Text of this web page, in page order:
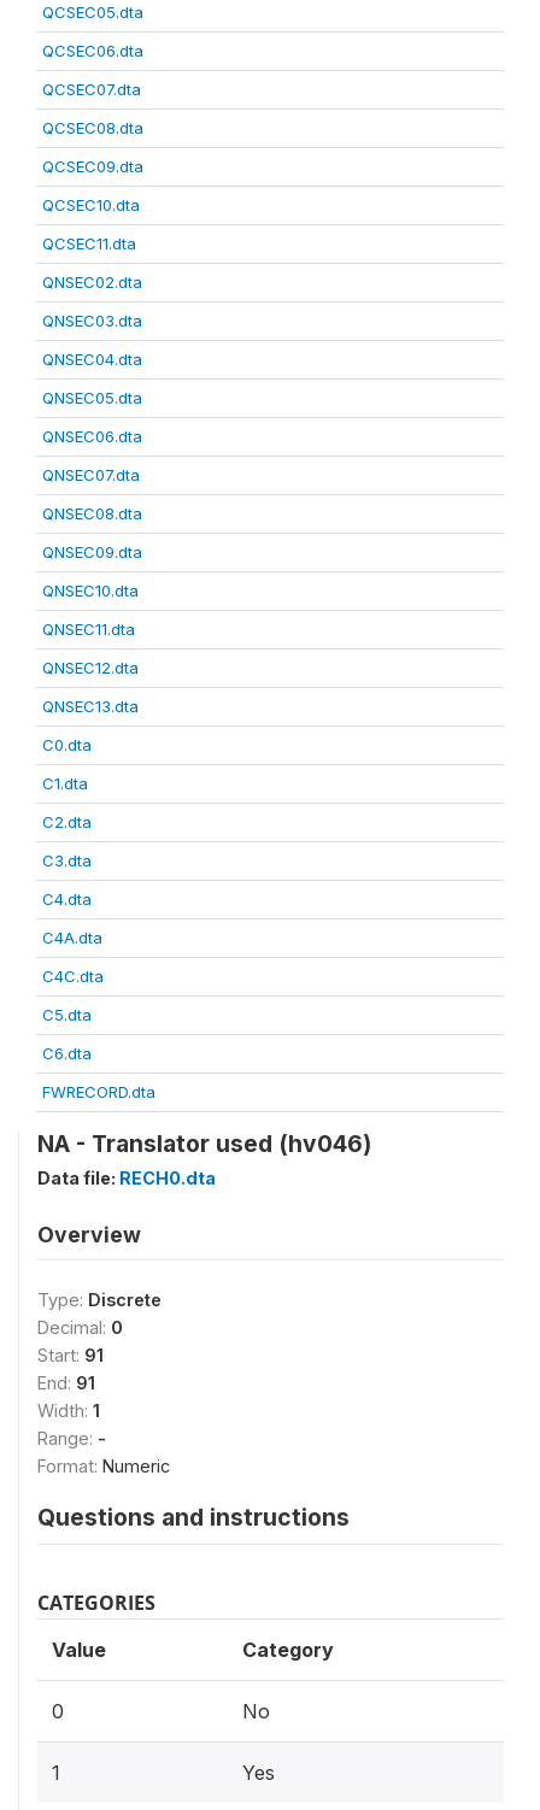
QCSEC05.dta
QCSEC06.dta
QCSEC07.dta
QCSEC08.dta
QCSEC09.dta
QCSEC10.dta
QCSEC11.dta
QNSEC02.dta
QNSEC03.dta
QNSEC04.dta
QNSEC05.dta
QNSEC06.dta
QNSEC07.dta
QNSEC08.dta
QNSEC09.dta
QNSEC10.dta
QNSEC11.dta
QNSEC12.dta
QNSEC13.dta
C0.dta
C1.dta
C2.dta
C3.dta
C4.dta
C4A.dta
C4C.dta
C5.dta
C6.dta
FWRECORD.dta
NA - Translator used (hv046)
Data file: RECH0.dta
Overview
Type: Discrete
Decimal: 0
Start: 91
End: 91
Width: 1
Range: -
Format: Numeric
Questions and instructions
CATEGORIES
Value Category
0 No
1 Yes